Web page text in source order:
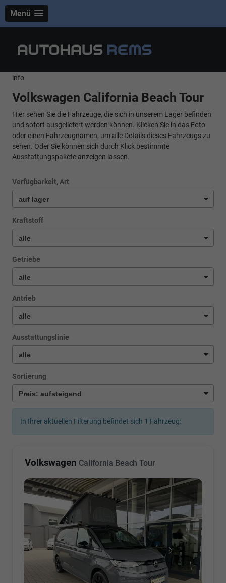
Menü
info
Volkswagen California Beach Tour
Hier sehen Sie die Fahrzeuge, die sich in unserem Lager befinden
und sofort ausgeliefert werden können. Klicken Sie in das Foto
oder einen Fahrzeugnamen, um alle Details dieses Fahrzeugs zu
sehen. Oder Sie können sich durch Klick bestimmte
Ausstattungspakete anzeigen lassen.
Verfügbarkeit, Art
Kraftstoff
Getriebe
Antrieb
Ausstattungslinie
Sortierung
In Ihrer aktuellen Filterung befindet sich 1 Fahrzeug:
Volkswagen California Beach Tour